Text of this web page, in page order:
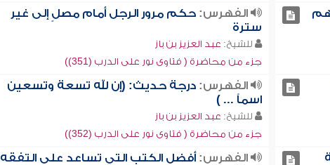
الفهرس: حكم مرور الرجل أمام مصلٍ إلى غير
سترة
للشيخ: عبد العزيز بن باز
جزء من محاضرة ( فتاوى نور على الدرب (351))
الفهرس: درجة حديث: (إن لله تسعة وتسعين
اسماً ... )
للشيخ: عبد العزيز بن باز
جزء من محاضرة ( فتاوى نور على الدرب (352))
الفهرس: أفضل الكتب التي تساعد على التفقه